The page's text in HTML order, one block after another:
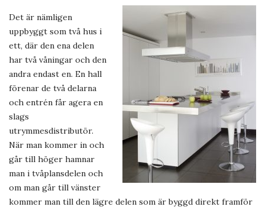
Det är nämligen
uppbyggt som två hus i
ett, där den ena delen
har två våningar och den
andra endast en. En hall
förenar de två delarna
och entrén får agera en
slags
utrymmesdistributör.
När man kommer in och
går till höger hamnar
man i tvåplansdelen och
om man går till vänster
kommer man till den lägre delen som är byggd direkt framför